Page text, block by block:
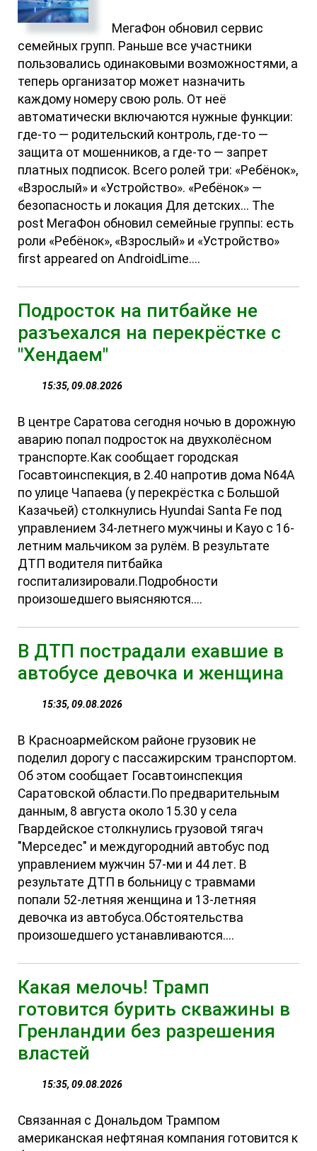
МегаФон обновил сервис
семейных групп. Раньше все участники
пользовались одинаковыми возможностями, а
теперь организатор может назначить
каждому номеру свою роль. От неё
автоматически включаются нужные функции:
где-то — родительский контроль, где-то —
защита от мошенников, а где-то — запрет
платных подписок. Всего ролей три: «Ребёнок»,
«Взрослый» и «Устройство». «Ребёнок» —
безопасность и локация Для детских... The
post МегаФон обновил семейные группы: есть
роли «Ребёнок», «Взрослый» и «Устройство»
first appeared on AndroidLime....
Подросток на питбайке не
разъехался на перекрёстке с
"Хендаем"
15:35, 09.08.2026
В центре Саратова сегодня ночью в дорожную
аварию попал подросток на двухколёсном
транспорте.Как сообщает городская
Госавтоинспекция, в 2.40 напротив дома N64А
по улице Чапаева (у перекрёстка с Большой
Казачьей) столкнулись Hyundai Santa Fe под
управлением 34-летнего мужчины и Kayo с 16-
летним мальчиком за рулём. В результате
ДТП водителя питбайка
госпитализировали.Подробности
произошедшего выясняются....
В ДТП пострадали ехавшие в
автобусе девочка и женщина
15:35, 09.08.2026
В Красноармейском районе грузовик не
поделил дорогу с пассажирским транспортом.
Об этом сообщает Госавтоинспекция
Саратовской области.По предварительным
данным, 8 августа около 15.30 у села
Гвардейское столкнулись грузовой тягач
"Мерседес" и междугородний автобус под
управлением мужчин 57-ми и 44 лет. В
результате ДТП в больницу с травмами
попали 52-летняя женщина и 13-летняя
девочка из автобуса.Обстоятельства
произошедшего устанавливаются....
Какая мелочь! Трамп
готовится бурить скважины в
Гренландии без разрешения
властей
15:35, 09.08.2026
Связанная с Дональдом Трампом
американская нефтяная компания готовится к